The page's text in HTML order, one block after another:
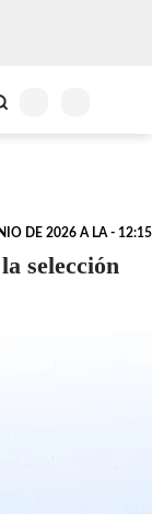
DE 2026 A LA - 12:15
selección